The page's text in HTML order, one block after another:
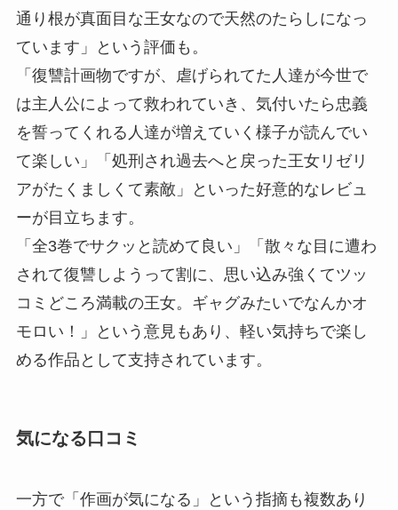
通り根が真面目な王女なので天然のたらしになっ
ています」という評価も。
「復讐計画物ですが、虐げられてた人達が今世で
は主人公によって救われていき、気付いたら忠義
を誓ってくれる人達が増えていく様子が読んでい
て楽しい」「処刑され過去へと戻った王女リゼリ
アがたくましくて素敵」といった好意的なレビュ
ーが目立ちます。
「全3巻でサクッと読めて良い」「散々な目に遭わ
されて復讐しようって割に、思い込み強くてツッ
コミどころ満載の王女。ギャグみたいでなんかオ
モロい！」という意見もあり、軽い気持ちで楽し
める作品として支持されています。
気になる口コミ
一方で「作画が気になる」という指摘も複数あり